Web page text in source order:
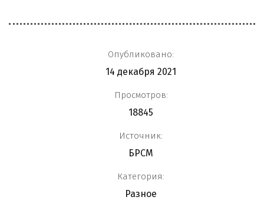
Опубликовано:
14 декабря 2021
Просмотров:
18845
Источник:
БРСМ
Категория:
Разное